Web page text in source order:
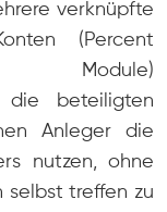
verknüpfte
(Percent
Module)
die beteiligten
Anleger die
nutzen, ohne
selbst treffen zu